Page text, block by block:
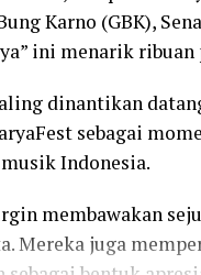
Karno (GBK),
ini menarik
dinantikan
sebagai
Indonesia.
membawakan
Mereka juga